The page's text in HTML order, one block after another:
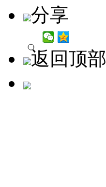
分享
返回顶部